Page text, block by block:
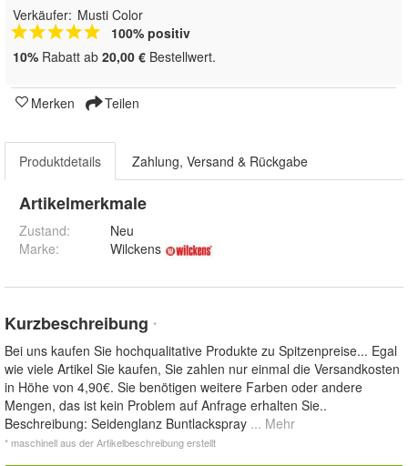
Verkäufer: Musti Color
100% positiv
10% Rabatt ab 20,00 € Bestellwert.
Merken Teilen
Produktdetails Zahlung, Versand & Rückgabe
Artikelmerkmale
Zustand:
Neu
Marke:
Wilckens
Kurzbeschreibung *
Bei uns kaufen Sie hochqualitative Produkte zu Spitzenpreise... Egal
wie viele Artikel Sie kaufen, Sie zahlen nur einmal die Versandkosten
in Höhe von 4,90€. Sie benötigen weitere Farben oder andere
Mengen, das ist kein Problem auf Anfrage erhalten Sie..
Beschreibung: Seidenglanz Buntlackspray ... Mehr
* maschinell aus der Artikelbeschreibung erstellt